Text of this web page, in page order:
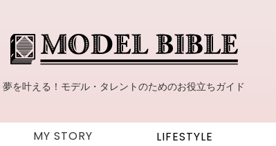
夢を叶える！モデル・タレントのためのお役立ちガイド
MY STORY LIFESTYLE